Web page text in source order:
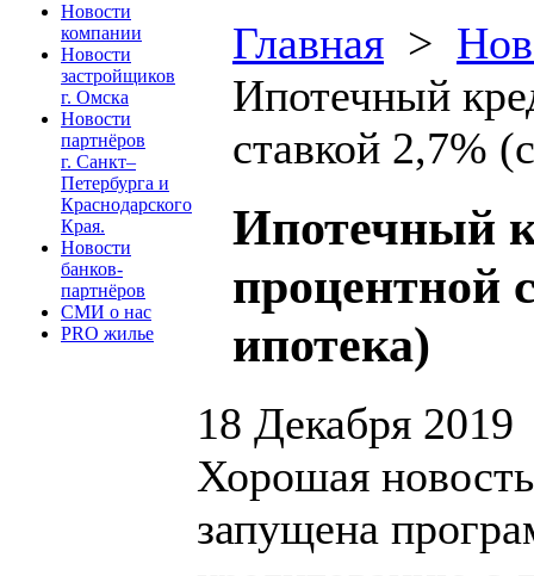
Новости
компании
Новости
застройщиков
г. Омска
Новости
партнёров
г. Санкт–
Петербурга и
Краснодарского
Края.
Новости
банков-
партнёров
СМИ о нас
PRO жилье
Главная >
Ипотечный
ставкой 2,7%
Ипотечный
процентной
ипотека)
18 Декабря 2019
Хорошая
запущена